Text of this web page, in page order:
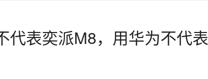
代表奕派M8，用华为不代表